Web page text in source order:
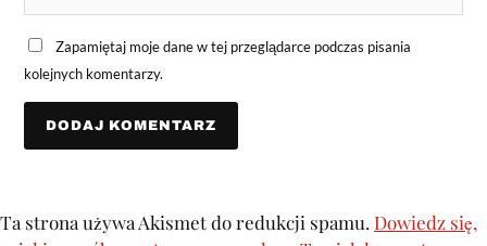
Zapamiętaj moje dane w tej przeglądarce podczas pisania
kolejnych komentarzy.
Ta strona używa Akismet do redukcji spamu. Dowiedz się,